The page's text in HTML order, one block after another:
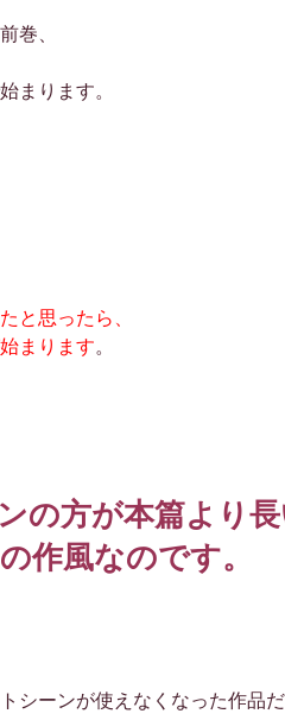
巻、
まります。
と思ったら、
まります。
の方が本篇より
作風なのです。
シーンが使えなくなった作品